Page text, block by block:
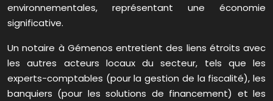
environnementales, représentant une économie
significative.
Un notaire à Gémenos entretient des liens étroits avec
les autres acteurs locaux du secteur, tels que les
experts-comptables (pour la gestion de la fiscalité), les
banquiers (pour les solutions de financement) et les